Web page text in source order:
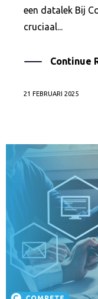
een datalek Bij
cruciaal...
Continue
21 FEBRUARI 2025